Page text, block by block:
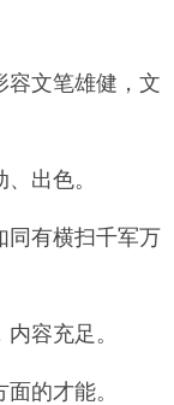
文笔雄健，文
出色。
有横扫千军万
容充足。
的才能。